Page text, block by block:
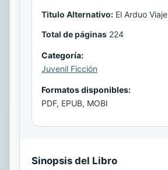
Titulo Alternativo: El Arduo Viaje
Total de páginas 224
Categoría:
Juvenil Ficción
Formatos disponibles:
PDF, EPUB, MOBI
Sinopsis del Libro